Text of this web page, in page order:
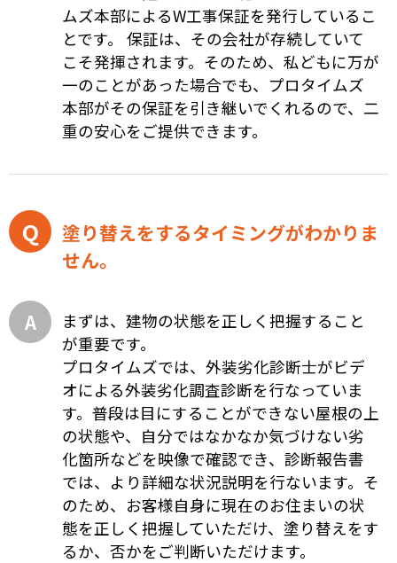
ムズ本部によるW工事保証を発行しているこ
とです。 保証は、その会社が存続していて
こそ発揮されます。そのため、私どもに万が
一のことがあった場合でも、プロタイムズ
本部がその保証を引き継いでくれるので、二
重の安心をご提供できます。
塗り替えをするタイミングがわかりま
せん。
まずは、建物の状態を正しく把握すること
が重要です。
プロタイムズでは、外装劣化診断士がビデ
オによる外装劣化調査診断を行なっていま
す。普段は目にすることができない屋根の上
の状態や、自分ではなかなか気づけない劣
化箇所などを映像で確認でき、診断報告書
では、より詳細な状況説明を行ないます。そ
のため、お客様自身に現在のお住まいの状
態を正しく把握していただけ、塗り替えをす
るか、否かをご判断いただけます。